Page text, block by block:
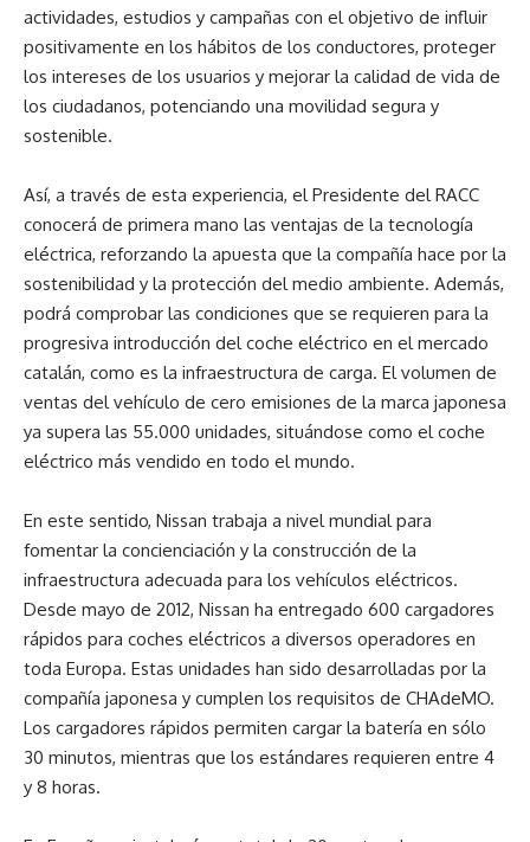
actividades, estudios y campañas con el objetivo de influir
positivamente en los hábitos de los conductores, proteger
los intereses de los usuarios y mejorar la calidad de vida de
los ciudadanos, potenciando una movilidad segura y
sostenible.
Así, a través de esta experiencia, el Presidente del RACC
conocerá de primera mano las ventajas de la tecnología
eléctrica, reforzando la apuesta que la compañía hace por la
sostenibilidad y la protección del medio ambiente. Además,
podrá comprobar las condiciones que se requieren para la
progresiva introducción del coche eléctrico en el mercado
catalán, como es la infraestructura de carga. El volumen de
ventas del vehículo de cero emisiones de la marca japonesa
ya supera las 55.000 unidades, situándose como el coche
eléctrico más vendido en todo el mundo.
En este sentido, Nissan trabaja a nivel mundial para
fomentar la concienciación y la construcción de la
infraestructura adecuada para los vehículos eléctricos.
Desde mayo de 2012, Nissan ha entregado 600 cargadores
rápidos para coches eléctricos a diversos operadores en
toda Europa. Estas unidades han sido desarrolladas por la
compañía japonesa y cumplen los requisitos de CHAdeMO.
Los cargadores rápidos permiten cargar la batería en sólo
30 minutos, mientras que los estándares requieren entre 4
y 8 horas.